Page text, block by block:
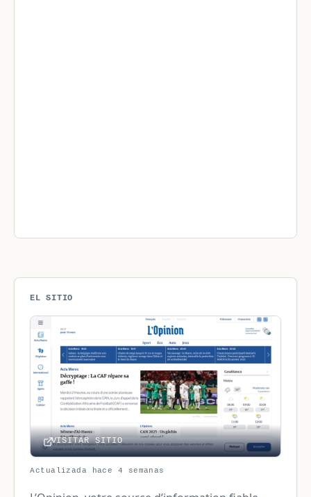
EL SITIO
VISITAR SITIO
Actualizada hace 4 semanas